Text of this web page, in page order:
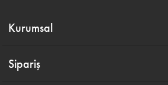
Kurumsal
Sipariş